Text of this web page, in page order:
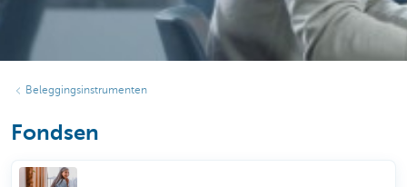
Beleggingsinstrumenten
Fondsen